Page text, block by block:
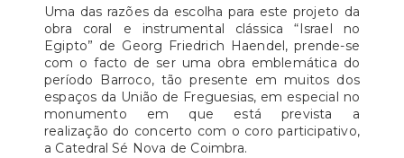
Uma das razões da escolha para este projeto da
obra coral e instrumental clássica “Israel no
Egipto” de Georg Friedrich Haendel, prende-se
com o facto de ser uma obra emblemática do
período Barroco, tão presente em muitos dos
espaços da União de Freguesias, em especial no
monumento em que está prevista a
realização do concerto com o coro participativo,
a Catedral Sé Nova de Coimbra.